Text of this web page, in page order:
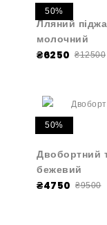
50%
Лляний
молочний
₴6250 ₴12500
50%
Двобортний
бежевий
₴4750 ₴9500